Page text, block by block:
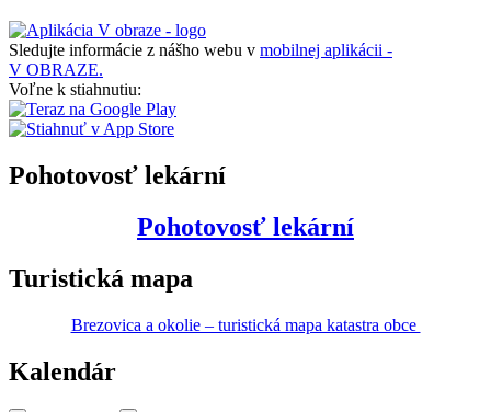
Sledujte informácie z nášho webu v mobilnej aplikácii -
V OBRAZE.
Voľne k stiahnutiu:
Pohotovosť lekární
Pohotovosť lekární
Turistická mapa
Brezovica a okolie – turistická mapa katastra obce
Kalendár